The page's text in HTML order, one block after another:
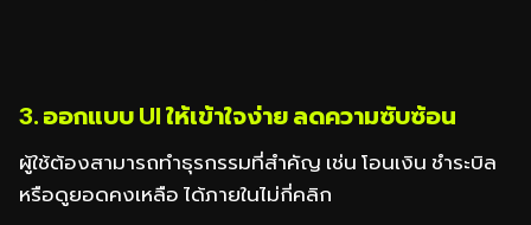
3. ออกแบบ UI ให้เข้าใจง่าย ลดความซับซ้อน
ผู้ใช้ต้องสามารถทำธุรกรรมที่สำคัญ เช่น โอนเงิน ชำระบิล
หรือดูยอดคงเหลือ ได้ภายในไม่กี่คลิก